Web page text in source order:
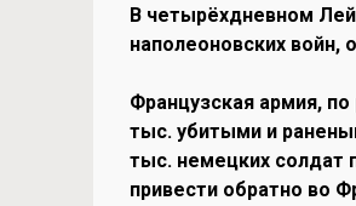
В четырёхдневном
наполеоновских войн,
Французская армия,
тыс. убитыми и
тыс. немецких солдат
привести обратно во